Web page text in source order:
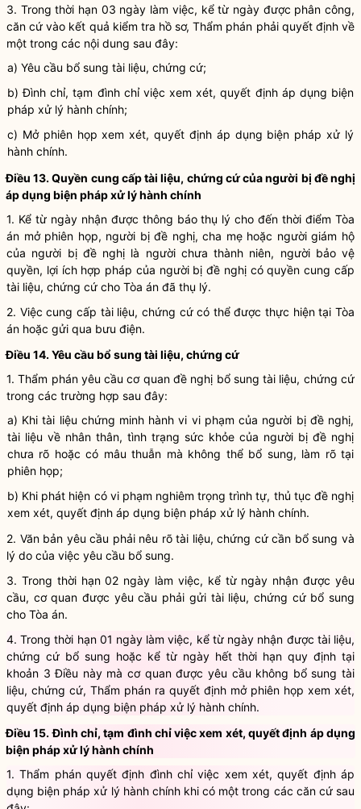
3. Trong thời hạn 03 ngày làm việc, kể từ ngày được phân công,
căn cứ vào kết quả kiểm tra hồ sơ, Thẩm phán phải quyết định về
một trong các nội dung sau đây:
a) Yêu cầu bổ sung tài liệu, chứng cứ;
b) Đình chỉ, tạm đình chỉ việc xem xét, quyết định áp dụng biện
pháp xử lý hành chính;
c) Mở phiên họp xem xét, quyết định áp dụng biện pháp xử lý
hành chính.
Điều 13. Quyền cung cấp tài liệu, chứng cứ của người bị đề nghị
áp dụng biện pháp xử lý hành chính
1. Kể từ ngày nhận được thông báo thụ lý cho đến thời điểm Tòa
án mở phiên họp, người bị đề nghị, cha mẹ hoặc người giám hộ
của người bị đề nghị là người chưa thành niên, người bảo vệ
quyền, lợi ích hợp pháp của người bị đề nghị cóquyền cung cấp
tài liệu, chứng cứ cho Tòa án đã thụ lý.
2. Việc cung cấp tài liệu, chứng cứ có thể được thực hiện tại Tòa
án hoặc gửi qua bưu điện.
Điều 14. Yêu cầu bổ sung tài liệu, chứng cứ
1. Thẩm phán yêu cầu cơ quan đề nghị bổ sung tài liệu, chứng cứ
trong các trường hợp sau đây:
a) Khi tài liệu chứng minh hành vi vi phạm của người bị đề nghị,
tài liệu về nhân thân, tình trạng sức khỏe của người bị đề nghị
chưa rõ hoặc có mâu thuẫn mà không thể bổ sung, làm rõ tại
phiên họp;
b) Khi phát hiện có vi phạm nghiêm trọng trình tự, thủ tục đề nghị
xem xét, quyết định áp dụng biện pháp xử lý hành chính.
2. Văn bản yêu cầu phải nêu rõ tài liệu, chứng cứ cần bổ sung và
lý do của việc yêu cầu bổ sung.
3. Trong thời hạn 02 ngày làm việc, kể từ ngày nhận được yêu
cầu, cơ quan được yêu cầu phải gửi tài liệu, chứng cứ bổ sung
cho Tòa án.
4. Trong thời hạn 01 ngày làm việc, kể từ ngày nhận được tài liệu,
chứng cứ bổ sung hoặc kể từ ngày hết thời hạn quy định tại
khoản 3 Điều này mà cơ quan được yêu cầu không bổ sung tài
liệu, chứng cứ, Thẩm phán ra quyết định mở phiên họp xem xét,
quyết định áp dụng biện pháp xử lý hành chính.
Điều 15. Đình chỉ, tạm đình chỉ việc xem xét, quyết định áp dụng
biện pháp xử lý hành chính
1. Thẩm phán quyết định đình chỉ việc xem xét, quyết định áp
dụng biện pháp xử lý hành chínhkhi có một trong các căn cứ sau